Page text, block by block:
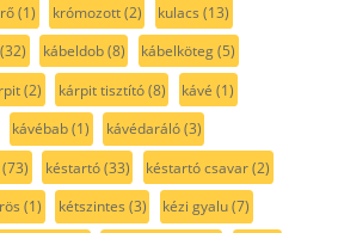
(1) krómozott(2) kulacs (13)
(32) kábeldob(8) kábelköteg(5)
(2) kárpit tisztító(8) kávé (1)
kávébab(1) kávédaráló(3)
(73) késtartó(33) késtartó csavar(2)
(1) kétszintes (3) kézi gyalu(7)